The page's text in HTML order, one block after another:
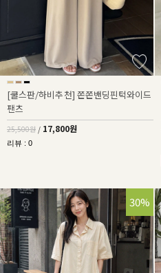
[쿨스판/하비추천] 쫀쫀밴딩핀턱와이드
팬츠
25,500원 / 17,800원
리뷰 : 0
30%